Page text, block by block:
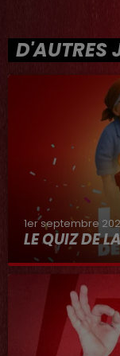
D'AUTRES
1er septembre
LE QUIZ DE